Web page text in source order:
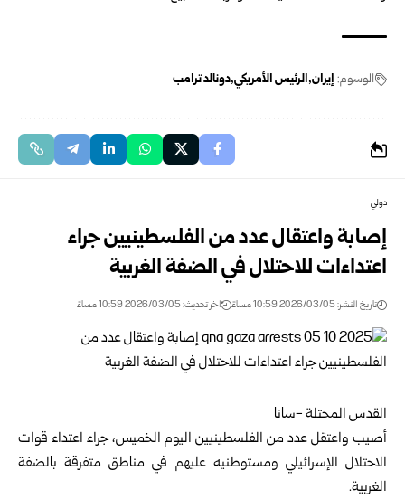
الوسوم: إيران الرئيس الأمريكي دونالد ترامب
دولي
إصابة واعتقال عدد من الفلسطينيين جراء
اعتداءات للاحتلال في الضفة الغربية
تاريخ النشر: 2026/03/05 10:59 مساءً اخر تحديث: 2026/03/05 10:59 مساءً
القدس المحتلة -سانا
أصيب واعتقل عدد من الفلسطينيين اليوم الخميس، جراء اعتداء قوات
الاحتلال الإسرائيلي ومستوطنيه عليهم في مناطق متفرقة بالضفة
الغربية.